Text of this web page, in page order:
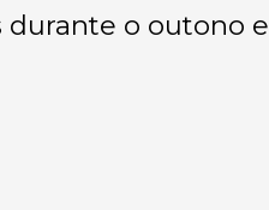
durante o outono e